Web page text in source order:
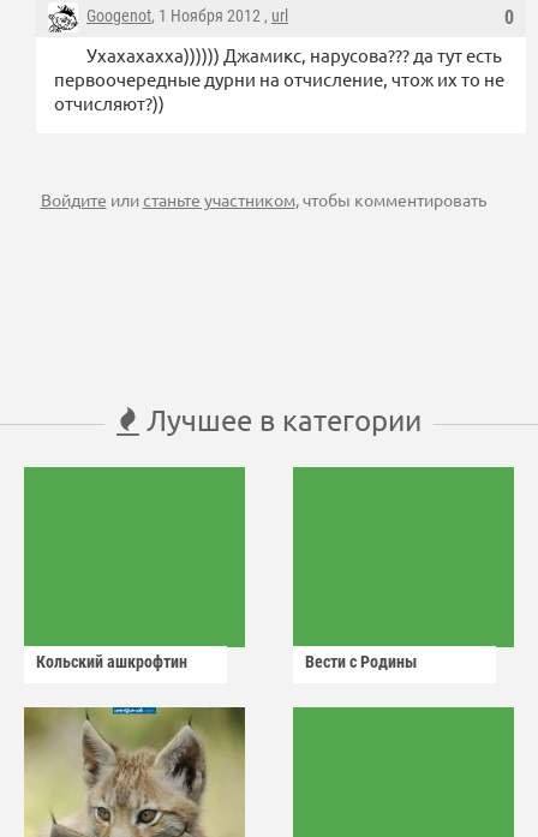
0
Googenot, 1 Ноября 2012 , url
Ухахахахха)))))) Джамикс, нарусова??? да тут есть
первоочередные дурни на отчисление, чтож их то не
отчисляют?))
Войдите илистаньте участником, чтобы комментировать
Лучшее в категории
Кольский ашкрофтин Вести с Родины